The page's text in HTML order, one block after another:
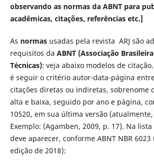
observando as normas da ABNT para
acadêmicas, citações, referências etc.]
As normasusadas pela revista ARJ são
requisitos da ABNT (Associação
Técnicas): veja abaixo modelos de
é seguir o critério autor-data-página
citações diretas ou indiretas, sobrenome
alta e baixa, seguido por ano e página,
10520, em sua última versão
Exemplo: (Agamben, 2009, p. 17). Na
deve aparecer, conforme ABNT NBR
edição de 2018):